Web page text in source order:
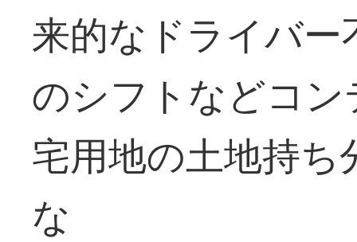
来的なドライバ
のシフトなどコ
宅用地の土地持
な